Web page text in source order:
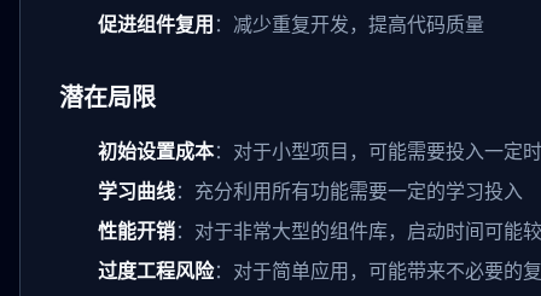
促进组件复用 ：减少重复开发，提高代码质量
潜在局限
初始设置成本：对于小型项目，可能需要投入一定
学习曲线：充分利用所有功能需要一定的学习投入
性能开销：对于非常大型的组件库，启动时间可能
过度工程风险：对于简单应用，可能带来不必要的